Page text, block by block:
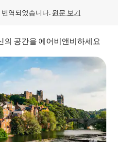
역되었습니다. 원문 보기
의 공간을 에어비앤비하세요